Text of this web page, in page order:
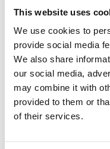
This website uses
We use cookies to
provide social media
We also share
our social media,
may combine it with
provided to them or
of their services.
Visie & Missie
Organisatie
Algemene Voorwaarden
Reglement